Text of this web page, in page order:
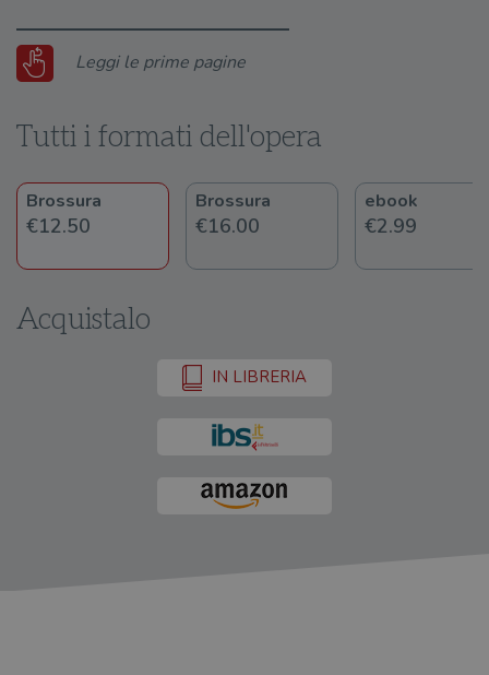
Leggi le prime pagine
Tutti i formati dell'opera
Brossura
€12.50
Brossura
€16.00
ebook
€2.99
Acquistalo
IN LIBRERIA